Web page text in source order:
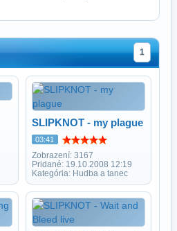
1
SLIPKNOT - my plague
03:41
Zobrazení: 3167
Pridané: 19.10.2008 12:19
Kategória: Hudba a tanec